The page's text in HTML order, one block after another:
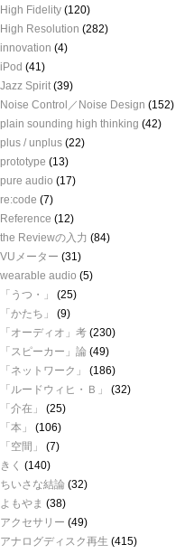
High Fidelity (120)
High Resolution (282)
innovation (4)
iPod (41)
Jazz Spirit (39)
Noise Control／Noise Design (152)
plain sounding high thinking (42)
plus / unplus (22)
prototype (13)
pure audio (17)
re:code (7)
Reference (12)
the Reviewの入力 (84)
VUメーター (31)
wearable audio (5)
「うつ・」
(25)
「かたち」
(9)
「オーディオ」考 (230)
「スピーカー」論 (49)
「ネットワーク」
(186)
「ルードウィヒ・Ｂ」
(32)
「介在」
(25)
「本」
(106)
「空間」
(7)
きく (140)
ちいさな結論 (32)
よもやま (38)
アクセサリー (49)
アナログディスク再生 (415)